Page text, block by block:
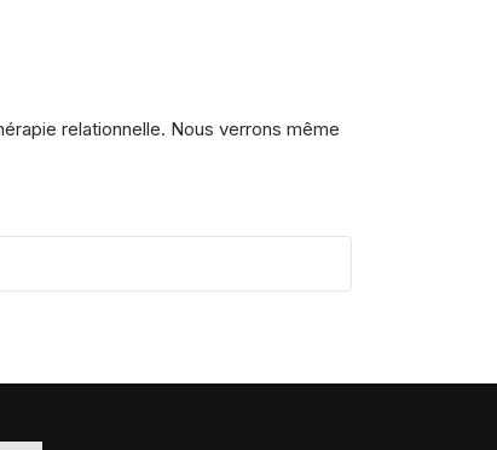
relationnelle. Nous verrons même